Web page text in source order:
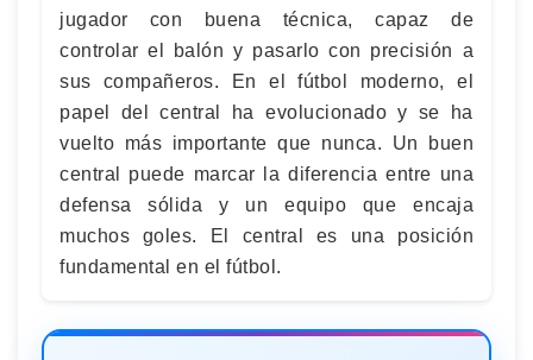
jugador con buena técnica, capaz de
controlar el balón y pasarlo con precisión a
sus compañeros. En el fútbol moderno, el
papel del central ha evolucionado y se ha
vuelto más importante que nunca. Un buen
central puede marcar la diferencia entre una
defensa sólida y un equipo que encaja
muchos goles. El central es una posición
fundamental en el fútbol.